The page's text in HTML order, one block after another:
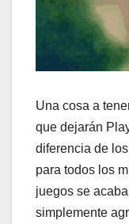
Una cosa a
que dejarán
diferencia de
para todos los
juegos se
simplemente